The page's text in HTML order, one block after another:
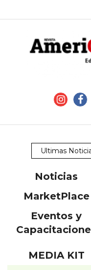
Ultimas
Noticias
MarketPlace
Eventos y
MEDIA KIT